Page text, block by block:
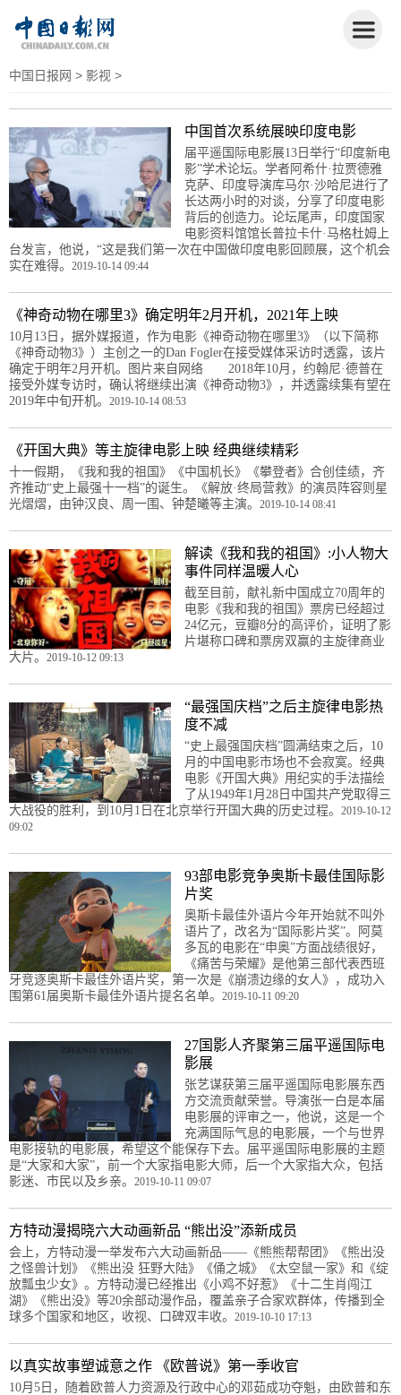
中国日报网 > 影视 >
中国首次系统展映印度电影
届平遥国际电影展13日举行“印度新电
影”学术论坛。学者阿希什·拉贾德雅
克萨、印度导演库马尔·沙哈尼进行了
长达两小时的对谈，分享了印度电影
背后的创造力。论坛尾声，印度国家
电影资料馆馆长普拉卡什·马格杜姆上
台发言，他说，“这是我们第一次在中国做印度电影回顾展，这个机会
实在难得。 2019-10-14 09:44
《神奇动物在哪里3》确定明年2月开机，2021年上映
10月13日，据外媒报道，作为电影《神奇动物在哪里3》（以下简称
《神奇动物3》）主创之一的Dan Fogler在接受媒体采访时透露，该片
确定于明年2月开机。图片来自网络 2018年10月，约翰尼·德普在
接受外媒专访时，确认将继续出演《神奇动物3》，并透露续集有望在
2019年中旬开机。 2019-10-14 08:53
《开国大典》等主旋律电影上映 经典继续精彩
十一假期，《我和我的祖国》《中国机长》《攀登者》合创佳绩，齐
齐推动“史上最强十一档”的诞生。《解放·终局营救》的演员阵容则星
光熠熠，由钟汉良、周一围、钟楚曦等主演。 2019-10-14 08:41
解读《我和我的祖国》:小人物大
事件同样温暖人心
截至目前，献礼新中国成立70周年的
电影《我和我的祖国》票房已经超过
24亿元，豆瓣8分的高评价，证明了影
片堪称口碑和票房双赢的主旋律商业
大片。 2019-10-12 09:13
“最强国庆档”之后主旋律电影热
度不减
“史上最强国庆档”圆满结束之后，10
月的中国电影市场也不会寂寞。经典
电影《开国大典》用纪实的手法描绘
了从1949年1月28日中国共产党取得三
大战役的胜利，到10月1日在北京举行开国大典的历史过程。 2019-10-12
09:02
93部电影竞争奥斯卡最佳国际影
片奖
奥斯卡最佳外语片今年开始就不叫外
语片了，改名为“国际影片奖”。阿莫
多瓦的电影在“申奥”方面战绩很好，
《痛苦与荣耀》是他第三部代表西班
牙竞逐奥斯卡最佳外语片奖，第一次是《崩溃边缘的女人》，成功入
围第61届奥斯卡最佳外语片提名名单。 2019-10-11 09:20
27国影人齐聚第三届平遥国际电
影展
张艺谋获第三届平遥国际电影展东西
方交流贡献荣誉。导演张一白是本届
电影展的评审之一，他说，这是一个
充满国际气息的电影展，一个与世界
电影接轨的电影展，希望这个能保存下去。届平遥国际电影展的主题
是“大家和大家”，前一个大家指电影大师，后一个大家指大众，包括
影迷、市民以及乡亲。 2019-10-11 09:07
方特动漫揭晓六大动画新品 “熊出没”添新成员
会上，方特动漫一举发布六大动画新品——《熊熊帮帮团》《熊出没
之怪兽计划》《熊出没 狂野大陆》《俑之城》《太空鼠一家》和《绽
放瓢虫少女》。方特动漫已经推出《小鸡不好惹》《十二生肖闯江
湖》《熊出没》等20余部动漫作品，覆盖亲子合家欢群体，传播到全
球多个国家和地区，收视、口碑双丰收。 2019-10-10 17:13
以真实故事塑诚意之作 《欧普说》第一季收官
10月5日，随着欧普人力资源及行政中心的邓茹成功夺魁，由欧普和东